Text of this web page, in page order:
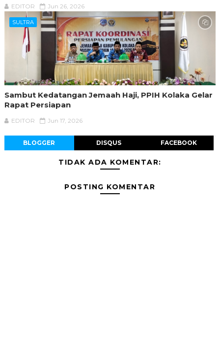
EDITOR Jun 26, 2026
SULTRA
Sambut Kedatangan Jemaah Haji, PPIH Kolaka Gelar
Rapat Persiapan
EDITOR Jun 17, 2026
BLOGGER DISQUS FACEBOOK
TIDAK ADA KOMENTAR:
POSTING KOMENTAR